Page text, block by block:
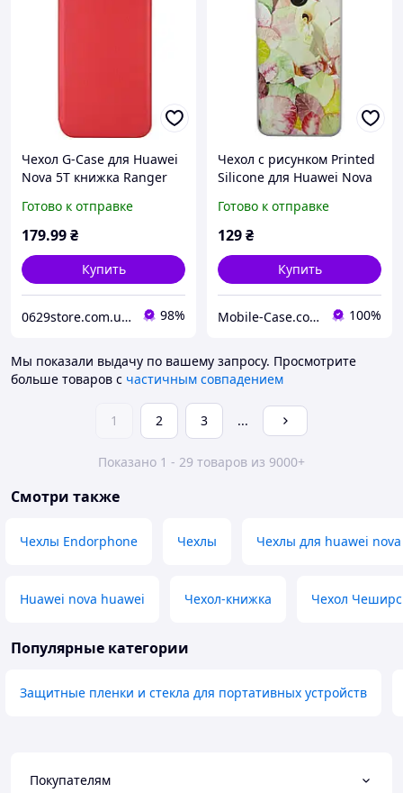
Чехол G-Case для Huawei
Nova 5T книжка Ranger
Готово к отправке
179.99₴
Купить
0629store.com.ua - Интернет магазин чехлов и защитных стекол для смартфонов 98%
Чехол с рисунком Printed
Silicone для Huawei Nova
Готово к отправке
129₴
Купить
Mobile-Case.com.ua 100%
Мы показали выдачу по вашему запросу. Просмотрите
больше товаров с частичным совпадением
1 2 3 ...
Показано 1 - 29 товаров из 9000+
Смотри также
Чехлы Endorphone Чехлы Чехлы для huawei
Huawei nova huawei Чехол-книжка Чехол
Популярные категории
Защитные пленки и стекла для портативных устройств
Покупателям